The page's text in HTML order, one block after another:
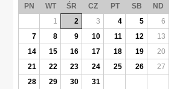
PN WT ŚR CZ PT SB
ND
1
2 3 4 5
6
7
8 9 10 11 12
13
14
15 16 17 18 19
20
21
22 23 24 25 26
27
28
29 30 31